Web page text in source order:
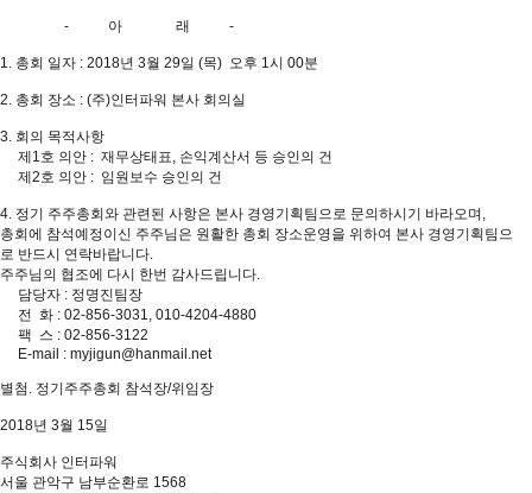
- 아 래 -
1. 총회 일자 : 2018년 3월 29일 (목) 오후 1시 00분
2. 총회 장소 : (주)인터파워 본사 회의실
3. 회의 목적사항
제1호 의안 : 재무상태표, 손익계산서 등 승인의 건
제2호 의안 : 임원보수 승인의 건
4. 정기 주주총회와 관련된 사항은 본사 경영기획팀으로 문의하시기 바라오며,
총회에 참석예정이신 주주님은 원활한 총회 장소운영을 위하여 본사 경영기획팀으
로 반드시 연락바랍니다.
주주님의 협조에 다시 한번 감사드립니다.
담당자 : 정명진팀장
전 화 : 02-856-3031, 010-4204-4880
팩 스 : 02-856-3122
E-mail : myjigun@hanmail.net
별첨. 정기주주총회 참석장/위임장
2018년 3월 15일
주식회사 인터파워
서울 관악구 남부순환로 1568